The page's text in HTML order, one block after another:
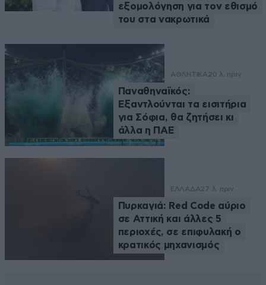
εξομολόγηση για τον εθισμό
του στα νακρωτικά
ΑΘΛΗΤΙΚΑ20 λ. πριν
Παναθηναϊκός:
Εξαντλούνται τα εισιτήρια
για Σόφια, θα ζητήσει κι
άλλα η ΠΑΕ
ΕΛΛΑΔΑ27 λ. πριν
Πυρκαγιά: Red Code αύριο
σε Αττική και άλλες 5
περιοχές, σε επιφυλακή ο
κρατικός μηχανισμός